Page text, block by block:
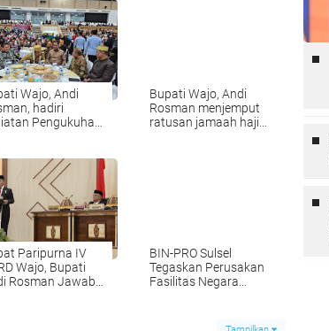
Wajo, Andi
hadiri
Pengukuhan
Keluarga
Provinsi
Timur
KKW Kaltim)
digelar di GOR
Kota
Bupati Wajo, Andi
Rosman menjemput
ratusan jamaah haji
Paripurna IV
Wajo, Bupati
Rosman Jawab
BIN-PRO Sulsel
Tegaskan Perusakan
Fasilitas Negara
Substansi Aksi